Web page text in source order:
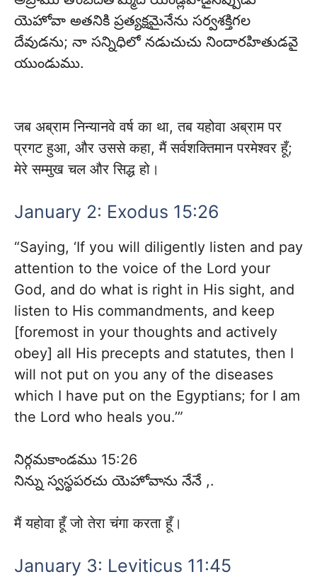
యెహోవా అతనికి ప్రత్యక్షమైనేను సర్వశక్తిగల
దేవుడను; నా సన్నిధిలో నడుచుచు నిందారహితుడవై
యుండుము.
जब अब्राम निन्यानवे वर्ष का था, तब यहोवा अब्राम पर
प्रगट हुआ, और उससे कहा, मैं सर्वशक्तिमान परमेश्वर हूँ;
मेरे सम्मुख चल और सिद्ध हो।
January 2: Exodus 15:26
“Saying, ‘If you will diligently listen and pay
attention to the voice of the Lord your
God, and do what is right in His sight, and
listen to His commandments, and keep
[foremost in your thoughts and actively
obey] all His precepts and statutes, then I
will not put on you any of the diseases
which I have put on the Egyptians; for I am
the Lord who heals you.’”
నిర్గమకాండము 15:26
నిన్ను స్వస్థపరచు యెహోవాను నేనే ,.
मैं यहोवा हूँ जो तेरा चंगा करता हूँ।
January 3: Leviticus 11:45